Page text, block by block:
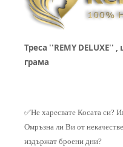
Треса ''REMY DELUXE''
грама
✅Не харесвате Косата си?
Омръзна ли Ви от
издържат броени дни?